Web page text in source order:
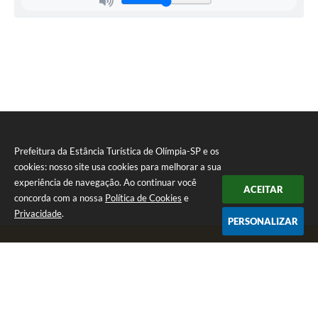
Prefeitura da Estância Turística de Olímpia-SP e os
cookies: nosso site usa cookies para melhorar a sua
experiência de navegação. Ao continuar você
concorda com a nossa Política de Cookies e
Privacidade.
ACEITAR
PERSONALIZAR